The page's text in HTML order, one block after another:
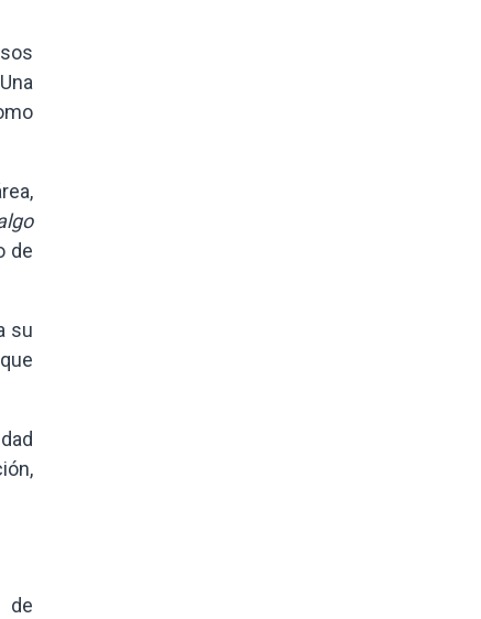
de
su
de